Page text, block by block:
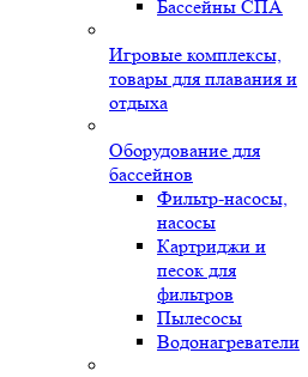
Бассейны СПА
Игровые комплексы,
товары для плавания и
отдыха
Оборудование для
бассейнов
Фильтр-насосы,
насосы
Картриджи и
песок для
фильтров
Пылесосы
Водонагреватели